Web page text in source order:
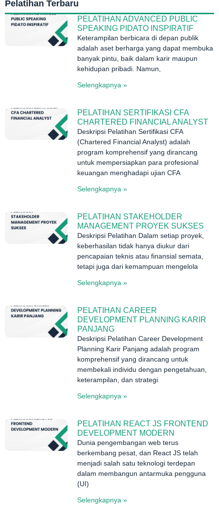
Pelatihan Terbaru
PELATIHAN ADVANCED PUBLIC
SPEAKING PIDATO INSPIRATIF
Keterampilan berbicara di depan publik
adalah aset berharga yang dapat membuka
banyak pintu, baik dalam karir maupun
kehidupan pribadi. Namun,
Selengkapnya »
PELATIHAN SERTIFIKASI CFA
CHARTERED FINANCIAL ANALYST
Deskripsi Pelatihan Sertifikasi CFA
(Chartered Financial Analyst) adalah
program komprehensif yang dirancang
untuk mempersiapkan para profesional
keuangan menghadapi ujian CFA
Selengkapnya »
PELATIHAN STAKEHOLDER
MANAGEMENT PROYEK SUKSES
Deskripsi Pelatihan Dalam setiap proyek,
keberhasilan tidak hanya diukur dari
pencapaian teknis atau finansial semata,
tetapi juga dari kemampuan mengelola
Selengkapnya »
PELATIHAN CAREER
DEVELOPMENT PLANNING KARIR
PANJANG
Deskripsi Pelatihan Career Development
Planning Karir Panjang adalah program
komprehensif yang dirancang untuk
membekali individu dengan pengetahuan,
keterampilan, dan strategi
Selengkapnya »
PELATIHAN REACT JS FRONTEND
DEVELOPMENT MODERN
Dunia pengembangan web terus
berkembang pesat, dan React JS telah
menjadi salah satu teknologi terdepan
dalam membangun antarmuka pengguna
(UI)
Selengkapnya »